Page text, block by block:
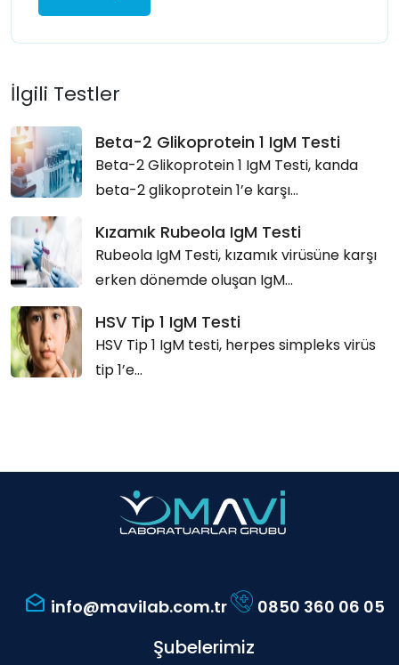
İlgili Testler
Beta-2 Glikoprotein 1 IgM Testi
Beta-2 Glikoprotein 1 IgM Testi, kanda
beta-2 glikoprotein 1’e karşı...
Kızamık Rubeola IgM Testi
Rubeola IgM Testi, kızamık virüsüne karşı
erken dönemde oluşan IgM...
HSV Tip 1 IgM Testi
HSV Tip 1 IgM testi, herpes simpleks virüs
tip 1’e...
info@mavilab.com.tr 0850 360 06 05
Şubelerimiz